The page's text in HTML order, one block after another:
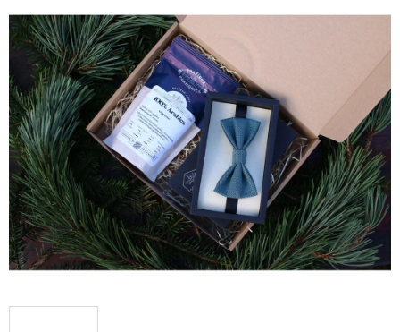
produktu
je
0,0
z
5
hvězdiček.